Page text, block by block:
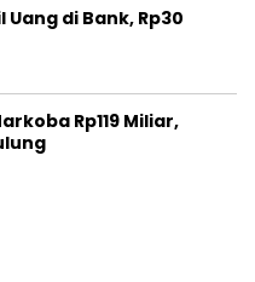
di Bank, Rp30
Rp119 Miliar,